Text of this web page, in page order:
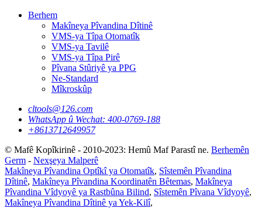
Berhem
Makîneya Pîvandina Dîtinê
VMS-ya Tîpa Otomatîk
VMS-ya Tavilê
VMS-ya Tîpa Pirê
Pîvana Stûriyê ya PPG
Ne-Standard
Mîkroskûp
cltools@126.com
WhatsApp û Wechat: 400-0769-188
+8613712649957
© Mafê Kopîkirinê - 2010-2023: Hemû Maf Parastî ne. Berhemên
Germ - Nexşeya Malperê
Makîneya Pîvandina Optîkî ya Otomatîk, Sîstemên Pîvandina
Dîtinê, Makîneya Pîvandina Koordinatên Bêtemas, Makîneya
Pîvandina Vîdyoyê ya Rastbûna Bilind, Sîstemên Pîvana Vîdyoyê,
Makîneya Pîvandina Dîtinê ya Yek-Kilî,